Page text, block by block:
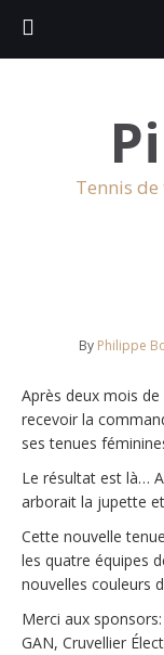
Tennis
By Philippe
Après deux mois
recevoir la
ses tenues
Le résultat est là…
arborait la jupette
Cette nouvelle
les quatre équipes
nouvelles couleurs
Merci aux
GAN, Cruvellier